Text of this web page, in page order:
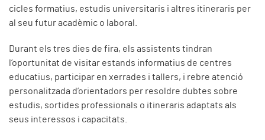
cicles formatius, estudis universitaris i altres itineraris per
al seu futur acadèmic o laboral.
Durant els tres dies de fira, els assistents tindran
l’oportunitat de visitar estands informatius de centres
educatius, participar en xerrades i tallers, i rebre atenció
personalitzada d’orientadors per resoldre dubtes sobre
estudis, sortides professionals o itineraris adaptats als
seus interessos i capacitats.